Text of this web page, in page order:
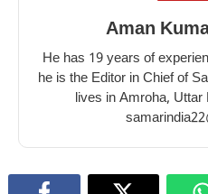
Aman
He has 19 years of
he is the Editor in Chief of
lives in Amroha,